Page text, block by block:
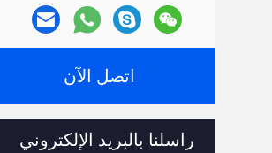
اتصل الآن
راسلنا بالبريد الإلكتروني